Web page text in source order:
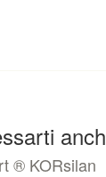
® KORsilan